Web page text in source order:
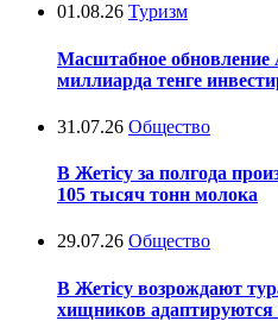
01.08.26 Туризм
Масштабное обновление
миллиарда тенге
31.07.26 Общество
В Жетісу за полгода
105 тысяч тонн молока
29.07.26 Общество
В Жетісу возрождают
хищников